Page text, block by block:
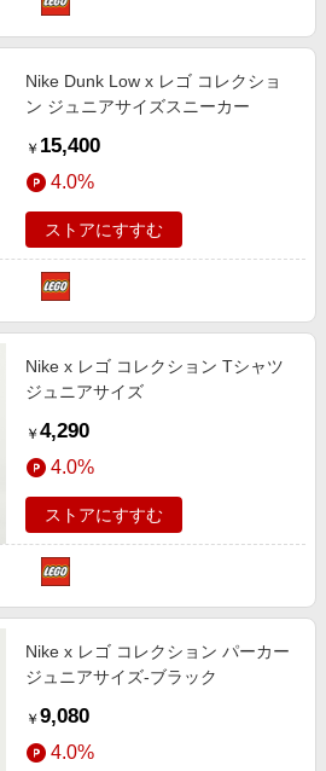
Nike Dunk Low x レゴ コレクショ
ン ジュニアサイズスニーカー
￥ 15,400
4.0%
ストアにすすむ
Nike x レゴ コレクション Tシャツ
ジュニアサイズ
￥ 4,290
4.0%
ストアにすすむ
Nike x レゴ コレクション パーカー
ジュニアサイズ‐ブラック
￥ 9,080
4.0%